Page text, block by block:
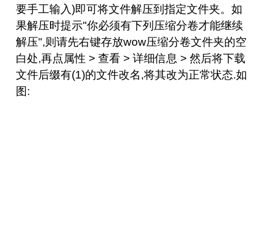
要手工输入)即可将文件解压到指定文件夹。如
果解压时提示"你必须有下列压缩分卷才能继续
解压",则请先右键存放wow压缩分卷文件夹的空
白处,再点属性 > 查看 > 详细信息 > 然后将下载
文件后缀有(1)的文件改名,将其改为正常状态.如
图: